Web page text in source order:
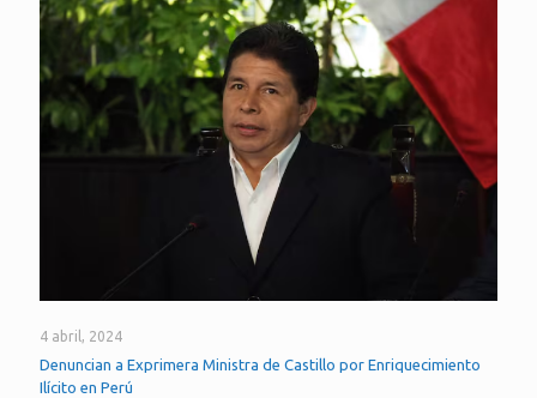
4 abril, 2024
Denuncian a Exprimera Ministra de Castillo por Enriquecimiento
Ilícito en Perú